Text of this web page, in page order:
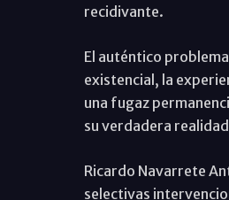
recidivante.
El auténtico
existencial, la
una fugaz
su verdadera
Ricardo Navarrete
selectivas